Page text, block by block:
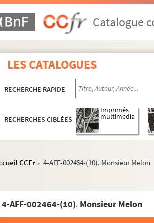
Catalogue
LES CATALOGUES
RECHERCHE RAPIDE
RECHERCHES CIBLÉES
Imprimés
multimédia
CCFr > 4-AFF-002464-(10). Monsieur Melon
4-AFF-002464-(10). Monsieur Melon
17e arrondissement